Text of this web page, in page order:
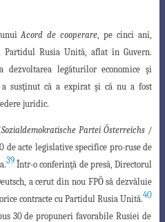
unuiAcord de cooperare , pe cinci ani,
Rusia Unită, aflat în Guvern.
dezvoltarea legăturilor economice şi
susţinut că a expirat şi că nu a fost
juridic.
Sozialdemokratische Partei Österreichs/
de acte legislative specifice pro-ruse de
39Într-o conferinţă de presă, Directorul
a cerut din nou FPÖ să dezvăluie
contracte cu Partidul Rusia Unită.40
30 de propuneri favorabile Rusiei de